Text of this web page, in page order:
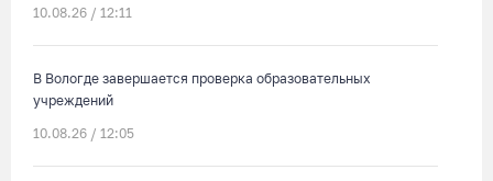
10.08.26 / 12:11
В Вологде завершается проверка образовательных
учреждений
10.08.26 / 12:05